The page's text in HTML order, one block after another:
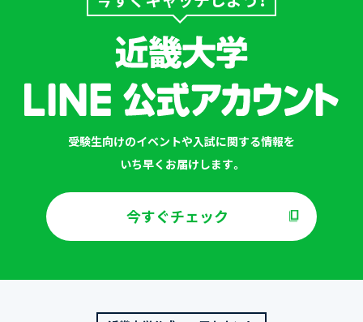
受験生向けのイベントや入試に関する情報を
いち早くお届けします。
今すぐチェック